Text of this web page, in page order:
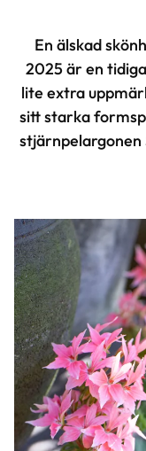
En älskad
2025 är en
lite extra
sitt starka
stjärnpelargonen